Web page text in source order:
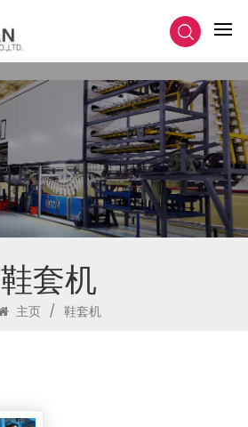
鞋套机
主页 / 鞋套机